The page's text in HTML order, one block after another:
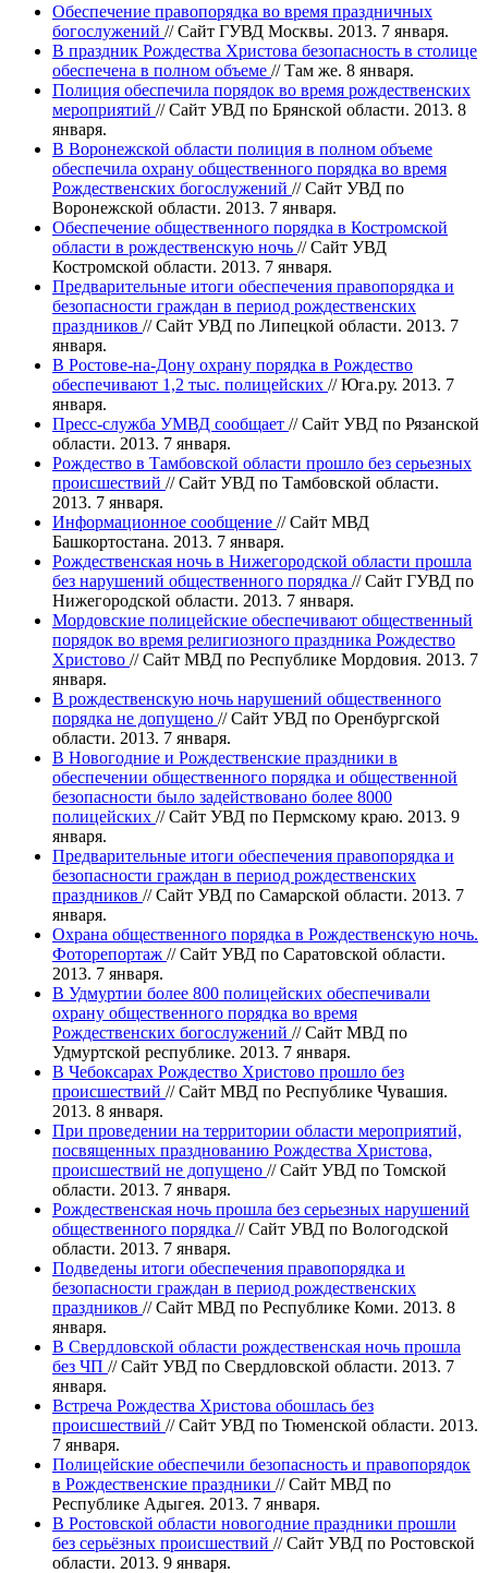
Обеспечение правопорядка во время праздничных
богослужений // Сайт ГУВД Москвы. 2013. 7 января.
В праздник Рождества Христова безопасность в столице
обеспечена в полном объеме // Там же. 8 января.
Полиция обеспечила порядок во время рождественских
мероприятий // Сайт УВД по Брянской области. 2013. 8
января.
В Воронежской области полиция в полном объеме
обеспечила охрану общественного порядка во время
Рождественских богослужений // Сайт УВД по
Воронежской области. 2013. 7 января.
Обеспечение общественного порядка в Костромской
области в рождественскую ночь // Сайт УВД
Костромской области. 2013. 7 января.
Предварительные итоги обеспечения правопорядка и
безопасности граждан в период рождественских
праздников // Сайт УВД по Липецкой области. 2013. 7
января.
В Ростове-на-Дону охрану порядка в Рождество
обеспечивают 1,2 тыс. полицейских // Юга.ру. 2013. 7
января.
Пресс-служба УМВД сообщает // Сайт УВД по Рязанской
области. 2013. 7 января.
Рождество в Тамбовской области прошло без серьезных
происшествий // Сайт УВД по Тамбовской области.
2013. 7 января.
Информационное сообщение // Сайт МВД
Башкортостана. 2013. 7 января.
Рождественская ночь в Нижегородской области прошла
без нарушений общественного порядка // Сайт ГУВД по
Нижегородской области. 2013. 7 января.
Мордовские полицейские обеспечивают общественный
порядок во время религиозного праздника Рождество
Христово // Сайт МВД по Республике Мордовия. 2013. 7
января.
В рождественскую ночь нарушений общественного
порядка не допущено // Сайт УВД по Оренбургской
области. 2013. 7 января.
В Новогодние и Рождественские праздники в
обеспечении общественного порядка и общественной
безопасности было задействовано более 8000
полицейских // Сайт УВД по Пермскому краю. 2013. 9
января.
Предварительные итоги обеспечения правопорядка и
безопасности граждан в период рождественских
праздников // Сайт УВД по Самарской области. 2013. 7
января.
Охрана общественного порядка в Рождественскую ночь.
Фоторепортаж // Сайт УВД по Саратовской области.
2013. 7 января.
В Удмуртии более 800 полицейских обеспечивали
охрану общественного порядка во время
Рождественских богослужений // Сайт МВД по
Удмуртской республике. 2013. 7 января.
В Чебоксарах Рождество Христово прошло без
происшествий // Сайт МВД по Республике Чувашия.
2013. 8 января.
При проведении на территории области мероприятий,
посвященных празднованию Рождества Христова,
происшествий не допущено // Сайт УВД по Томской
области. 2013. 7 января.
Рождественская ночь прошла без серьезных нарушений
общественного порядка // Сайт УВД по Вологодской
области. 2013. 7 января.
Подведены итоги обеспечения правопорядка и
безопасности граждан в период рождественских
праздников // Сайт МВД по Республике Коми. 2013. 8
января.
В Свердловской области рождественская ночь прошла
без ЧП // Сайт УВД по Свердловской области. 2013. 7
января.
Встреча Рождества Христова обошлась без
происшествий // Сайт УВД по Тюменской области. 2013.
7 января.
Полицейские обеспечили безопасность и правопорядок
в Рождественские праздники // Сайт МВД по
Республике Адыгея. 2013. 7 января.
В Ростовской области новогодние праздники прошли
без серьёзных происшествий // Сайт УВД по Ростовской
области. 2013. 9 января.